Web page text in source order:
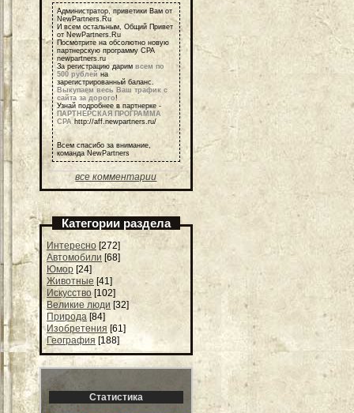
Администратор, приветики Вам от
NewPartners.Ru
И всем остальным, Общий Привет
от NewPartners.Ru
Посмотрите на обсолютно новую
партнерскую программу СРА
newpartners.ru
За регистрацию дарим всем по
500 рублей на
зарегистрированный баланс.
Выкупаем весь Ваш трафик с
сайта за дорого!
Узнай подробнее в партнерке -
ПАРТНЕРСКАЯ ПРОГРАММА
СРАhttp://aff.newpartners.ru/
Всем спасибо за внимание,
команда NewPartners
все комментарии
Категории раздела
Интересно [272]
Автомобили [68]
Юмор [24]
Животные [41]
Искусство [102]
Великие люди [32]
Природа [84]
Изобретения [61]
География [188]
Статистика